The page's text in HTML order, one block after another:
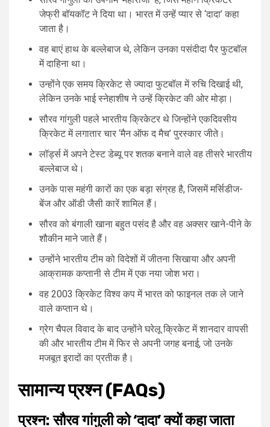
जेफ्री बॉयकॉट ने दिया था। भारत में उन्हें प्यार से ‘दादा’ कहा
जाता है।
वह बाएं हाथ के बल्लेबाज थे, लेकिन उनका पसंदीदा पैर फुटबॉल
में दाहिना था।
उन्होंने एक समय क्रिकेट से ज्यादा फुटबॉल में रुचि दिखाई थी,
लेकिन उनके भाई स्नेहाशीष ने उन्हें क्रिकेट की ओर मोड़ा।
सौरव गांगुली पहले भारतीय क्रिकेटर थे जिन्होंने एकदिवसीय
क्रिकेट में लगातार चार ‘मैन ऑफ द मैच’ पुरस्कार जीते।
लॉर्ड्स में अपने टेस्ट डेब्यू पर शतक बनाने वाले वह तीसरे भारतीय
बल्लेबाज थे।
उनके पास महंगी कारों का एक बड़ा संग्रह है, जिसमें मर्सिडीज-
बेंज और ऑडी जैसी कारें शामिल हैं।
सौरव को बंगाली खाना बहुत पसंद है और वह अक्सर खाने-पीने के
शौकीन माने जाते हैं।
उन्होंने भारतीय टीम को विदेशों में जीतना सिखाया और अपनी
आक्रामक कप्तानी से टीम में एक नया जोश भरा।
वह 2003 क्रिकेट विश्व कप में भारत को फाइनल तक ले जाने
वाले कप्तान थे।
ग्रेग चैपल विवाद के बाद उन्होंने घरेलू क्रिकेट में शानदार वापसी
की और भारतीय टीम में फिर से अपनी जगह बनाई, जो उनके
मजबूत इरादों का प्रतीक है।
सामान्य प्रश्न (FAQs)
प्रश्न: सौरव गांगुली को ‘दादा’ क्यों कहा जाता